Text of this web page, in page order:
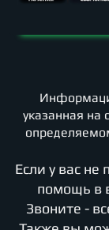
указанная на
Если у вас не
помощь в
Звоните -